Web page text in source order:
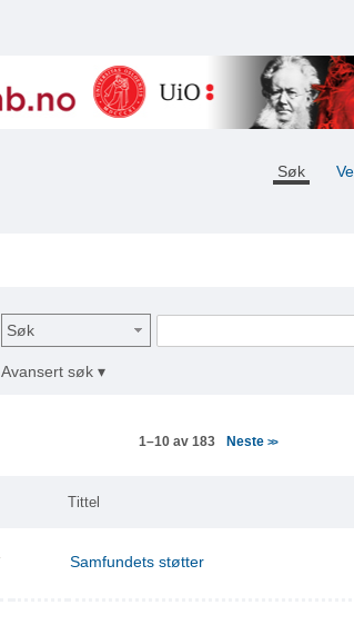
Søk
Søk
Avansert søk ▾
1–10 av 183 Neste >>
Tittel
Samfundets støtter